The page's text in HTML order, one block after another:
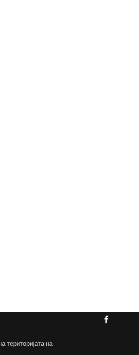
територијата на